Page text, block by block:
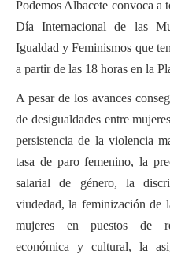
Actas Asamblea
Financiación
Participa con Podemos en
Podemos Albacete convoca a
Día Internacional de las
Igualdad y Feminismos que
a partir de las 18 horas en la
A pesar de los avances
de desigualdades entre
persistencia de la violencia
tasa de paro femenino, la
salarial de género, la
viudedad, la feminización de
mujeres en puestos de
económica y cultural, la